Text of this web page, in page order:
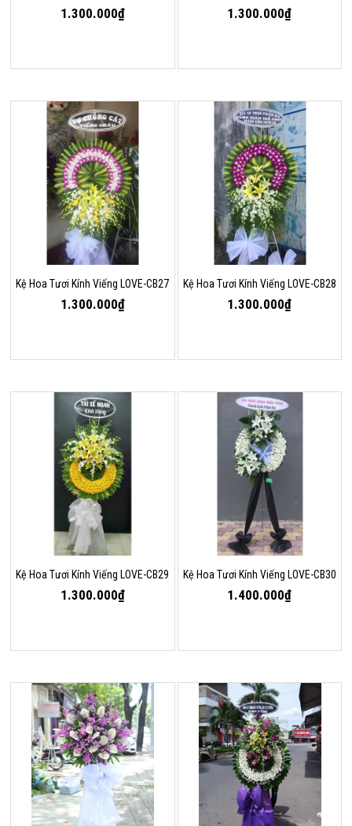
1.300.000₫ 1.300.000₫
Kệ Hoa Tươi Kính Viếng LOVE-CB27
1.300.000₫
Kệ Hoa Tươi Kính Viếng LOVE-CB28
1.300.000₫
Kệ Hoa Tươi Kính Viếng LOVE-CB29
1.300.000₫
Kệ Hoa Tươi Kính Viếng LOVE-CB30
1.400.000₫